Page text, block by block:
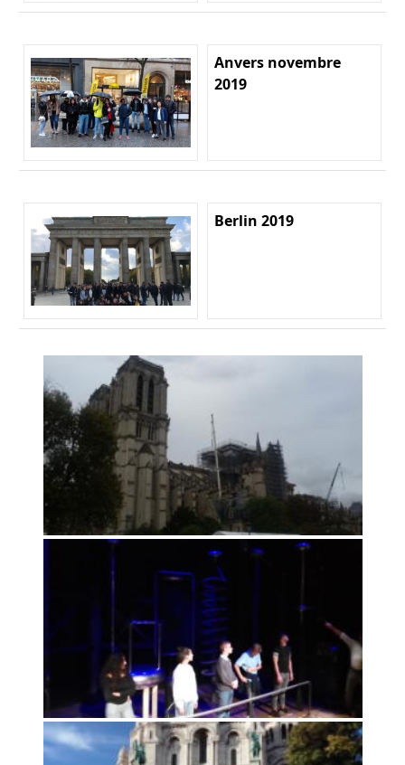
Anvers novembre
2019
Berlin 2019